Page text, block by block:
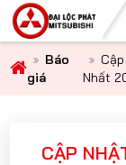
Báo
giá
Nhất
CẬP